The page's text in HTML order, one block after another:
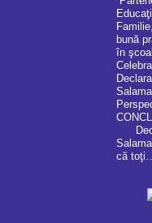
bună
în
că toţi…